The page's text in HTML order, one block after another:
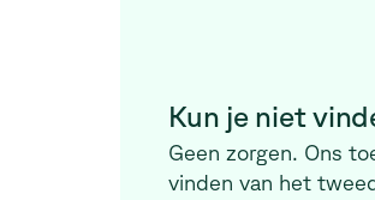
Kun je niet
Geen zorgen. Ons
vinden van het